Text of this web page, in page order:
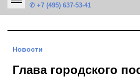
✆ +7 (495) 637-53-41
Новости
Глава городского